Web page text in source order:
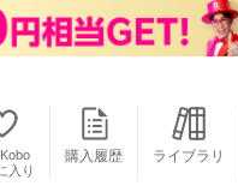
入り
購入履歴 ライブラリ